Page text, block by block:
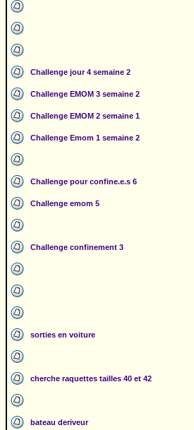
Challenge jour 4 semaine 2
Challenge EMOM 3 semaine 2
Challenge EMOM 2 semaine 1
Challenge Emom 1 semaine 2
Challenge pour confine.e.s 6
Challenge emom 5
Challenge confinement 3
sorties en voiture
cherche raquettes tailles 40 et 42
bateau deriveur